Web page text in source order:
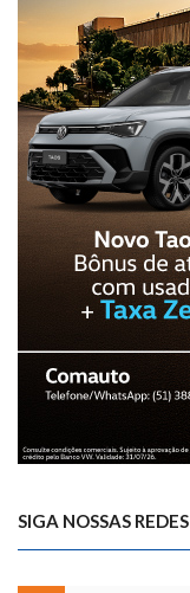
SIGA NOSSAS REDES